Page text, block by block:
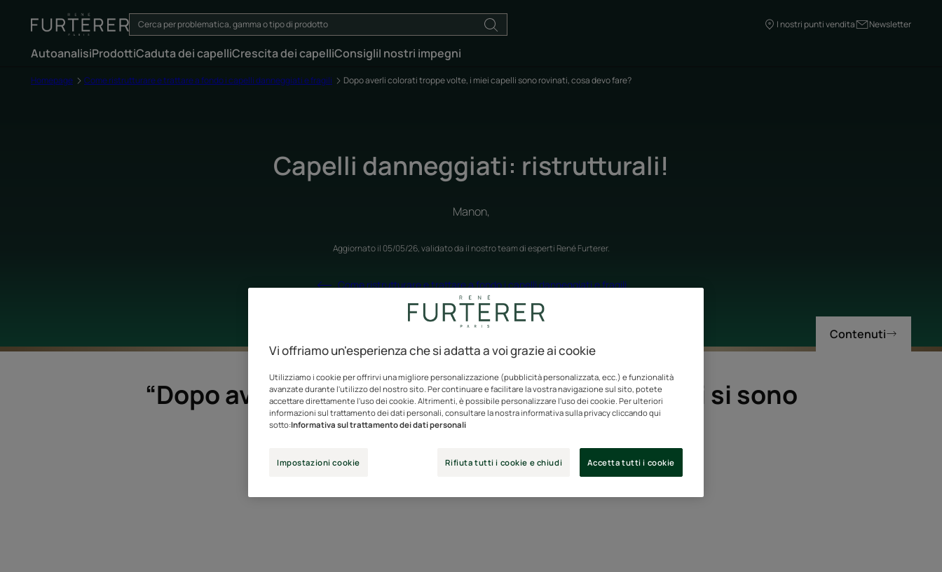
I nostri punti vendita Newsletter
AutoanalisiProdottiCaduta dei capelliCrescita dei capelliConsigliI nostri impegni
Homepage Come ristrutturare e trattare a fondo i capelli danneggiati e fragili Dopo averli colorati troppe volte, i miei capelli sono rovinati, cosa devo fare?
Capelli danneggiati: ristrutturali!
Manon,
Aggiornato il 05/05/26, validato da il nostro team di esperti René Furterer.
Come ristrutturare e trattare a fondo i capelli danneggiati e fragili
Contenuti
“Dopo averli coloratitroppevolte, i miei capelli si sono
rovinati, cosa devo fare?”
Manon,
Vi offriamo un'esperienza che si adatta a voi grazie ai cookie
Utilizziamo i cookie per offrirvi una migliore personalizzazione (pubblicità personalizzata, ecc.) e funzionalità
avanzate durante l'utilizzo del nostro sito. Per continuare e facilitare la vostra navigazione sul sito, potete
accettare direttamente l'uso dei cookie. Altrimenti, è possibile personalizzare l'uso dei cookie. Per ulteriori
informazioni sul trattamento dei dati personali, consultare la nostra informativa sulla privacy cliccando qui
sotto:Informativa sul trattamento dei dati personali
Impostazioni cookie Rifiuta tutti i cookie e chiudi Accetta tutti i cookie